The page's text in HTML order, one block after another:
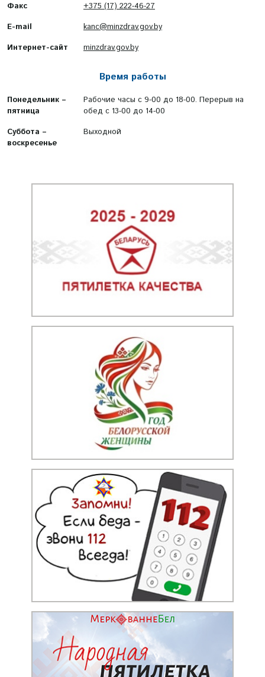
Факс
+375 (17) 222-46-27
E-mail
kanc@minzdrav.gov.by
Интернет-сайт
minzdrav.gov.by
Время работы
Понедельник –
пятница
Рабочие часы с 9-00 до 18-00. Перерыв на
обед с 13-00 до 14-00
Суббота –
воскресенье
Выходной